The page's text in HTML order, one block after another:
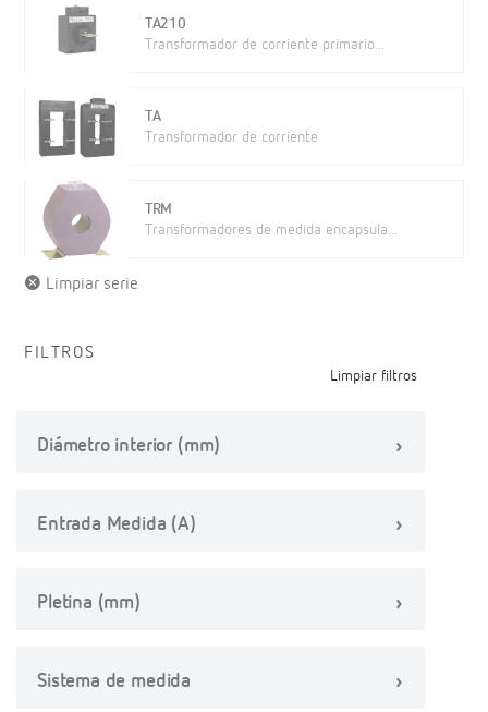
TA210
Transformador de corriente primario...
TA
Transformador de corriente
TRM
Transformadores de medida encapsula...
Limpiar serie
FILTROS
Limpiar filtros
Diámetro interior (mm)
Entrada Medida (A)
Pletina (mm)
Sistema de medida